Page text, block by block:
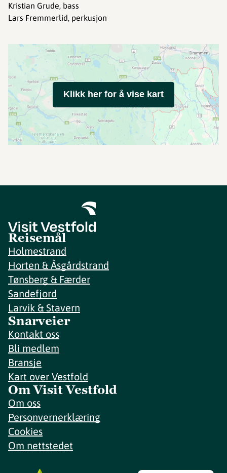
Kristian Grude, bass
Lars Fremmerlid, perkusjon
Klikk her for å vise kart
Reisemål
Holmestrand
Horten & Åsgårdstrand
Tønsberg & Færder
Sandefjord
Larvik & Stavern
Snarveier
Kontakt oss
Bli medlem
Bransje
Kart over Vestfold
Om Visit Vestfold
Om oss
Personvernerklæring
Cookies
Om nettstedet